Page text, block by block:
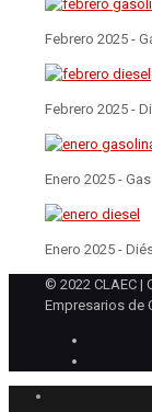
Febrero 2025 -
Febrero 2025 -
Enero 2025 -
Enero 2025 -
© 2022 CLAEC |
Empresarios de